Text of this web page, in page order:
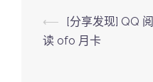
Post
navigation
⟵
[分享发现] QQ 阅
读 ofo 月卡